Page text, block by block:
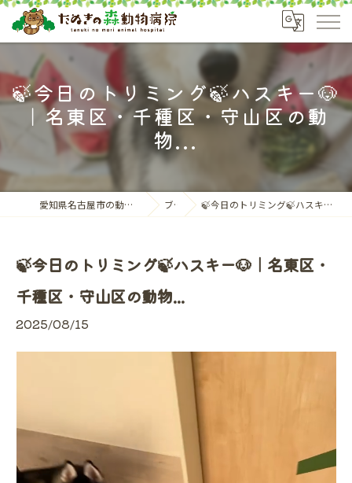
🍃今日のトリミング🍃ハスキー🐶
｜名東区・千種区・守山区の動
物...
愛知県名古屋市の動物病院ならたぬきの森動物病院 ブログ 🍃今日のトリミング🍃ハスキー🐶｜名東区・千種区・守山区の動物...
🍃今日のトリミング🍃ハスキー🐶｜名東区・
千種区・守山区の動物...
2025/08/15